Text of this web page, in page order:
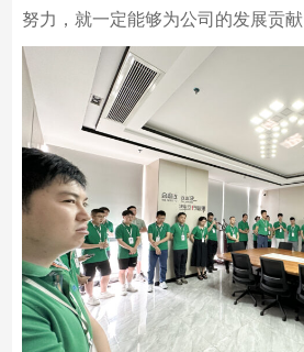
努力，就一定能够为公司的发展贡献